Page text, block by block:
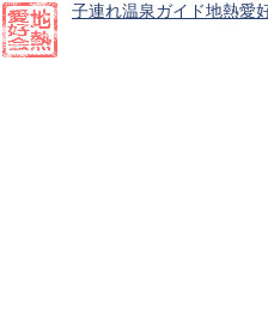
子連れ温泉ガイド地熱愛